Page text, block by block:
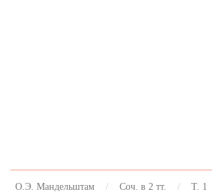
О.Э. Мандельштам Соч. в 2 тт.
Т. 1